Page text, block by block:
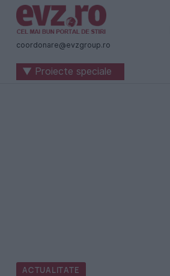
Știri
naționale
internaționale
coordonare@evzgroup.ro
▼ Proiecte speciale
ACTUALITATE